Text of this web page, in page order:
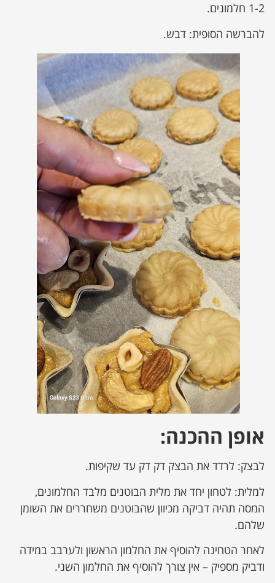
1-2 חלמונים.
להברשה הסופית: דבש.
אופן ההכנה:
לבצק: לרדד את הבצק דק דק עד שקיפות.
למלית: לטחון יחד את מלית הבוטנים מלבד החלמונים,
המסה תהיה דביקה מכיוון שהבוטנים משחררים את השומן
שלהם.
לאחר הטחינה להוסיף את החלמון הראשון ולערבב במידה
ודביק מספיק – אין צורך להוסיף את החלמון השני.